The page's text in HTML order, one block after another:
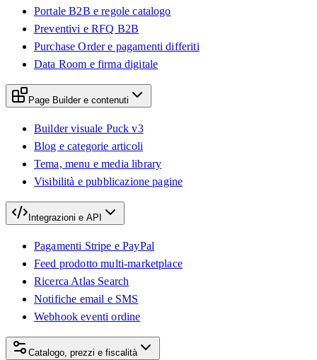
Portale B2B e regole catalogo
Preventivi e RFQ B2B
Purchase Order e pagamenti differiti
Data Room e firma digitale
Page Builder e contenuti
Builder visuale Puck v3
Blog e categorie articoli
Tema, menu e media library
Visibilità e pubblicazione pagine
Integrazioni e API
Pagamenti Stripe e PayPal
Feed prodotto multi-marketplace
Ricerca Atlas Search
Notifiche email e SMS
Webhook eventi ordine
Catalogo, prezzi e fiscalità